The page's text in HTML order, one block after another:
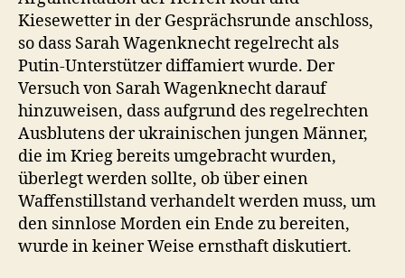
Kiesewetter in der Gesprächsrunde anschloss,
so dass Sarah Wagenknecht regelrecht als
Putin-Unterstützer diffamiert wurde. Der
Versuch von Sarah Wagenknecht darauf
hinzuweisen, dass aufgrund des regelrechten
Ausblutens der ukrainischen jungen Männer,
die im Krieg bereits umgebracht wurden,
überlegt werden sollte, ob über einen
Waffenstillstand verhandelt werden muss, um
den sinnlose Morden ein Ende zu bereiten,
wurde in keiner Weise ernsthaft diskutiert.